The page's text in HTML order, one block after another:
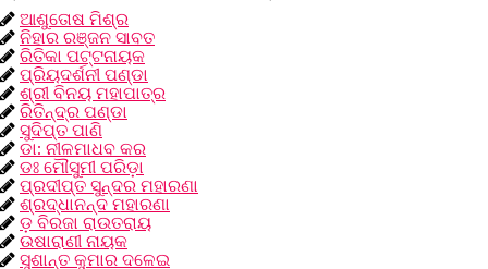
ଆଶୁତୋଷ ମିଶ୍ର
ନିହାର ରଞ୍ଜନ ସାବତ
ରିତିକା ପଟ୍ଟନାୟକ
ପ୍ରିୟଦର୍ଶନୀ ପଣ୍ଡା
ଶ୍ରୀ ବିନୟ ମହାପାତ୍ର
ରିତିନ୍ଦ୍ର ପଣ୍ଡା
ସୁଦିପ୍ତ ପାଣି
ଡା: ନୀଳମାଧବ କର
ଡଃ ମୌସୁମୀ ପରିଡ଼ା
ପ୍ରଦୀପ୍ତ ସୁନ୍ଦର ମହାରଣା
ଶ୍ରଦ୍ଧାନନ୍ଦ ମହାରଣା
ଡ଼ ବିରଜା ରାଉତରାୟ
ଉଷାରାଣୀ ନାୟକ
ସୁଶାନ୍ତ କୁମାର ଦଳେଇ